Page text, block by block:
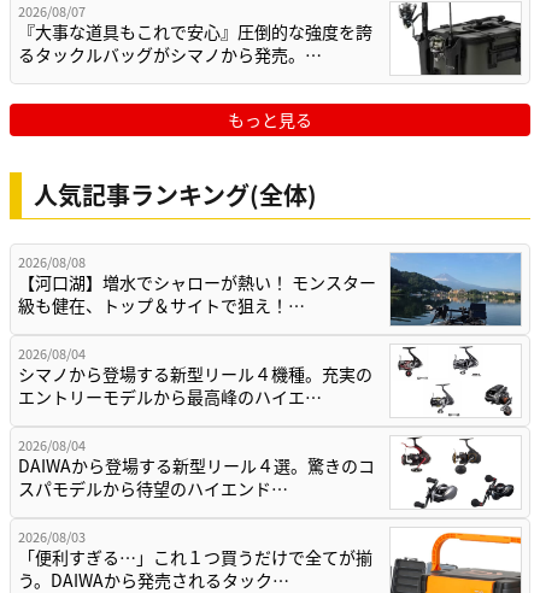
2026/08/07
『大事な道具もこれで安心』圧倒的な強度を誇
るタックルバッグがシマノから発売。…
もっと見る
人気記事ランキング(全体)
2026/08/08
【河口湖】増水でシャローが熱い！ モンスター
級も健在、トップ＆サイトで狙え！…
2026/08/04
シマノから登場する新型リール４機種。充実の
エントリーモデルから最高峰のハイエ…
2026/08/04
DAIWAから登場する新型リール４選。驚きのコ
スパモデルから待望のハイエンド…
2026/08/03
「便利すぎる…」これ１つ買うだけで全てが揃
う。DAIWAから発売されるタック…